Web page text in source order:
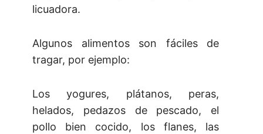
licuadora.
Algunos alimentos son fáciles de
tragar, por ejemplo:
Los yogures, plátanos, peras,
helados, pedazos de pescado, el
pollo bien cocido, los flanes, las